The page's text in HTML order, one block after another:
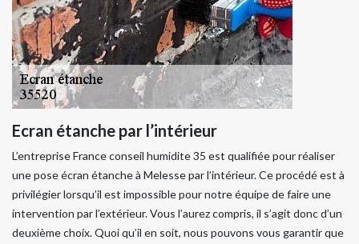
Ecran étanche par l’intérieur
L’entreprise France conseil humidite 35 est qualifiée pour réaliser
une pose écran étanche à Melesse par l’intérieur. Ce procédé est à
privilégier lorsqu’il est impossible pour notre équipe de faire une
intervention par l’extérieur. Vous l’aurez compris, il s’agit donc d’un
deuxième choix. Quoi qu’il en soit, nous pouvons vous garantir que